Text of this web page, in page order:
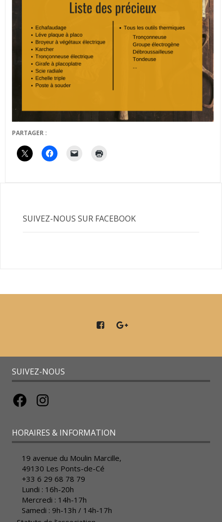
PARTAGER :
SUIVEZ-NOUS SUR FACEBOOK
SUIVEZ-NOUS
FacebookInstagram
HORAIRES & INFORMATION
19 avenue du Moulin Marcille,
49130 Les Ponts-de-Cé
+33 6 29 68 78 79
Lundi : 16h-20h
Mercredi : 14h-17h
Samedi : 9h-13h / 14h-17h